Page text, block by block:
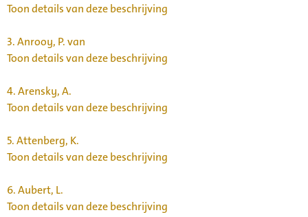
Toon details van deze beschrijving
3.Anrooy, P. van
Toon details van deze beschrijving
4.Arensky, A.
Toon details van deze beschrijving
5.Attenberg, K.
Toon details van deze beschrijving
6.Aubert, L.
Toon details van deze beschrijving